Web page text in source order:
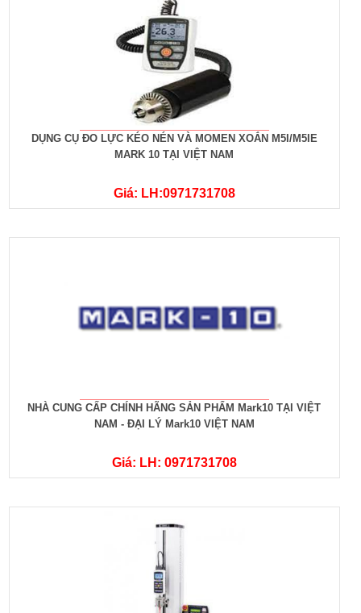
DỤNG CỤ ĐO LỰC KÉO NÉN VÀ MOMEN XOẮN M5I/M5IE
MARK 10 TẠI VIỆT NAM
Giá: LH:0971731708
NHÀ CUNG CẤP CHÍNH HÃNG SẢN PHẨM Mark10 TẠI VIỆT
NAM - ĐẠI LÝ Mark10 VIỆT NAM
Giá: LH: 0971731708